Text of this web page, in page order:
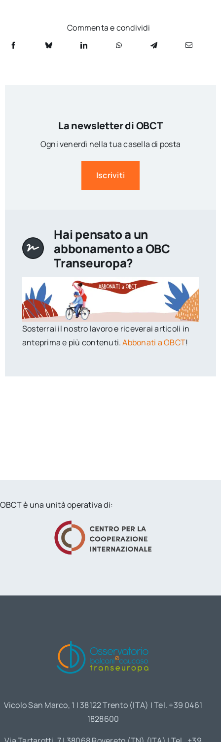
Commenta e condividi
La newsletter di OBCT
Ogni venerdì nella tua casella di posta
Iscriviti
Hai pensato a un
abbonamento a OBC
Transeuropa?
Sosterrai il nostro lavoro e riceverai articoli in
anteprima e più contenuti.Abbonati a OBCT!
OBCT è una unità operativa di:
Vicolo San Marco, 1 | 38122 Trento (ITA) | Tel. +39 0461
1828600